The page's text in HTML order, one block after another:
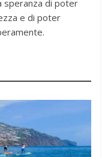
speranza di poter
e di poter